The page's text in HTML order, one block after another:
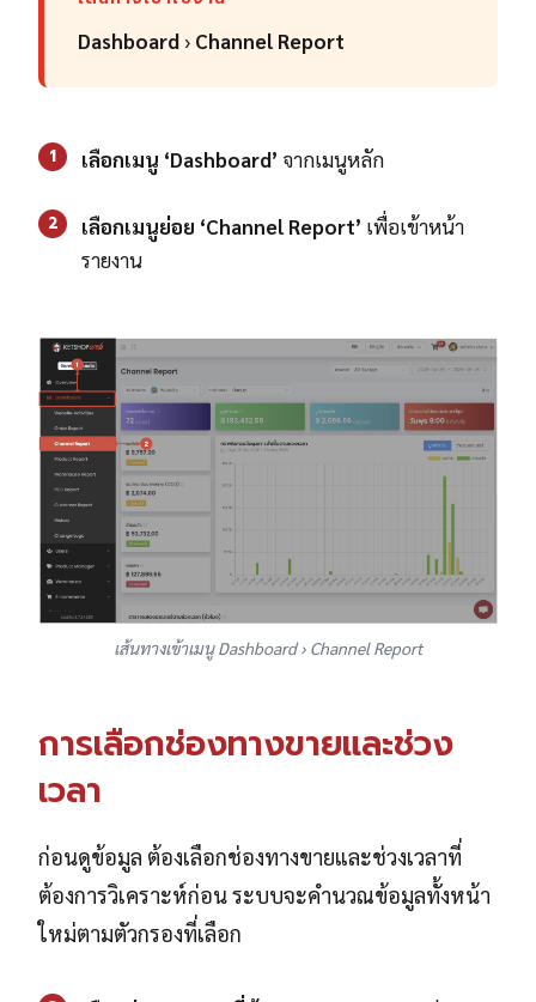
Dashboard › Channel Report
1 เลือกเมนู ‘Dashboard’ จากเมนูหลัก
2 เลือกเมนูย่อย ‘Channel Report’ เพื่อเข้าหน้า
รายงาน
เส้นทางเข้าเมนู Dashboard › Channel Report
การเลือกช่องทางขายและช่วง
เวลา
ก่อนดูข้อมูล ต้องเลือกช่องทางขายและช่วงเวลาที่
ต้องการวิเคราะห์ก่อน ระบบจะคำนวณข้อมูลทั้งหน้า
ใหม่ตามตัวกรองที่เลือก